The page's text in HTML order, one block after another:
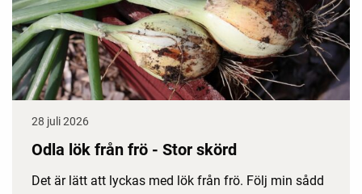
28 juli 2026
Odla lök från frö - Stor skörd
Det är lätt att lyckas med lök från frö. Följ min sådd